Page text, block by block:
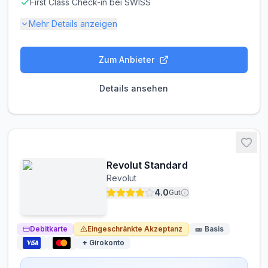
First Class Check-in bei SWISS
Mehr Details anzeigen
PARTNERKARTE ERSATZKARTE
Kostenlos
Member zahlen CHF 500/Jahr.
12.00% p.a.
Bargeldabhebungen: Zinsen ab Tag 1
Die zinsfreie Zeit gilt nur für Einkäufe. Bei
Zum Anbieter
Details ansehen
Revolut Standard
Revolut
4.0Gut
Debitkarte Eingeschränkte Akzeptanz 🎫 Basis
+ Girokonto